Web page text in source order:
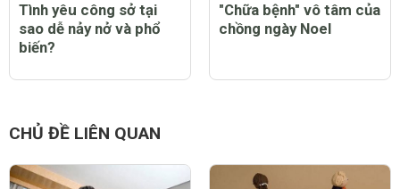
Tình yêu công sở tại
sao dễ nảy nở và phổ
biến?
"Chữa bệnh" vô tâm của
chồng ngày Noel
CHỦ ĐỀ LIÊN QUAN